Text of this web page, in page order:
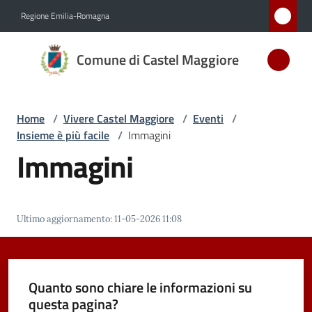
Regione Emilia-Romagna
Comune di Castel Maggiore
Comune
di Castel
D'ARGENTO
AL MERITO
Amministrazione
Novità
Servizi
Home / Vivere Castel Maggiore / Eventi /
Insieme è più facile / Immagini
Immagini
Ultimo aggiornamento:11-05-2026 11:08
Quanto sono chiare le informazioni su
questa pagina?